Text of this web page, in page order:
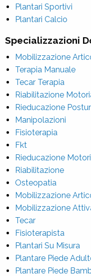
Plantari Sportivi
Plantari Calcio
Specializzazioni
Mobilizzazione
Terapia Manuale
Tecar Terapia
Riabilitazione
Rieducazione
Manipolazioni
Fisioterapia
Fkt
Rieducazione
Riabilitazione
Osteopatia
Mobilizzazione
Mobilizzazione
Tecar
Fisioterapista
Plantari Su Misura
Plantare Piede
Plantare Piede